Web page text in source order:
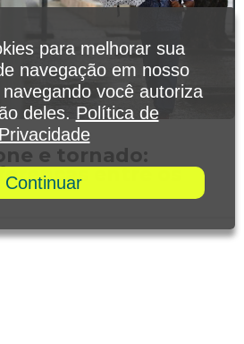
e tornado:
entre os
para melhorar sua
navegação em nosso
você autoriza
deles. Política de
Privacidade
Continuar